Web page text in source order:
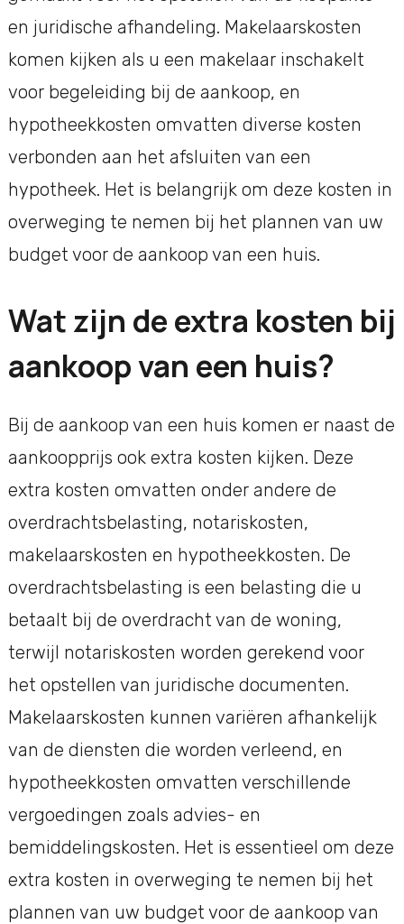
en juridische afhandeling. Makelaarskosten
komen kijken als u een makelaar inschakelt
voor begeleiding bij de aankoop, en
hypotheekkosten omvatten diverse kosten
verbonden aan het afsluiten van een
hypotheek. Het is belangrijk om deze kosten in
overweging te nemen bij het plannen van uw
budget voor de aankoop van een huis.
Wat zijn de extra kosten bij
aankoop van een huis?
Bij de aankoop van een huis komen er naast de
aankoopprijs ook extra kosten kijken. Deze
extra kosten omvatten onder andere de
overdrachtsbelasting, notariskosten,
makelaarskosten en hypotheekkosten. De
overdrachtsbelasting is een belasting die u
betaalt bij de overdracht van de woning,
terwijl notariskosten worden gerekend voor
het opstellen van juridische documenten.
Makelaarskosten kunnen variëren afhankelijk
van de diensten die worden verleend, en
hypotheekkosten omvatten verschillende
vergoedingen zoals advies- en
bemiddelingskosten. Het is essentieel om deze
extra kosten in overweging te nemen bij het
plannen van uw budget voor de aankoop van